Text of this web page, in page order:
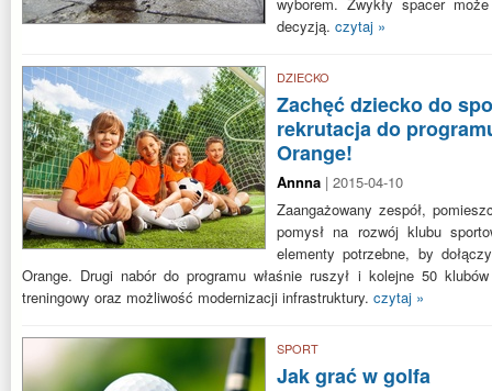
decyzją. czytaj »
DZIECKO
Zachęć dziecko do
rekrutacja do
Orange!
Annna | 2015-04-10
Zaangażowany zespół,
pomysł na rozwój klubu
elementy potrzebne, by
Orange. Drugi nabór do programu właśnie ruszył i kolejne 50
treningowy oraz możliwość modernizacji infrastruktury. czytaj »
SPORT
Jak grać w golfa